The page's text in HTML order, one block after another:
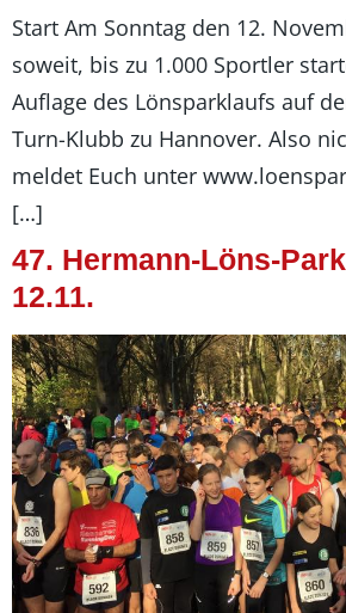
Start Am Sonntag den 12.
soweit, bis zu 1.000 Sportler
Auflage des Lönsparklaufs auf
Turn-Klubb zu Hannover. Also
meldet Euch unter
[…]
47. Hermann-Löns-
12.11.